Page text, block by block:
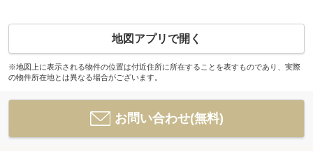
地図アプリで開く
※地図上に表示される物件の位置は付近住所に所在することを表すものであり、実際
の物件所在地とは異なる場合がございます。
お問い合わせ(無料)